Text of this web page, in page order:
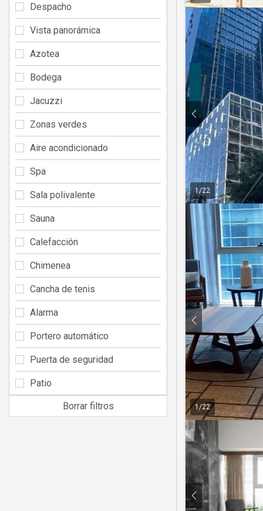
1 /22
1 /22
Despacho
Vista panorámica
Azotea
Bodega
Jacuzzi
Zonas verdes
Aire acondicionado
Spa
Sala polivalente
Sauna
Calefacción
Chimenea
Cancha de tenis
Alarma
Portero automático
Puerta de seguridad
Patio
Borrar filtros